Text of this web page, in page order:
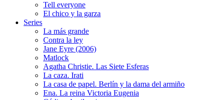
Tell everyone
El chico y la garza
Series
La más grande
Contra la ley
Jane Eyre (2006)
Matlock
Agatha Christie. Las Siete Esferas
La caza. Irati
La casa de papel. Berlín y la dama del armiño
Ena. La reina Victoria Eugenia